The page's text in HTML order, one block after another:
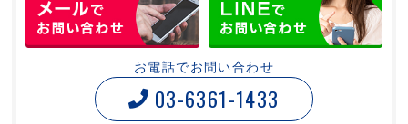
お電話でお問い合わせ
03-6361-1433